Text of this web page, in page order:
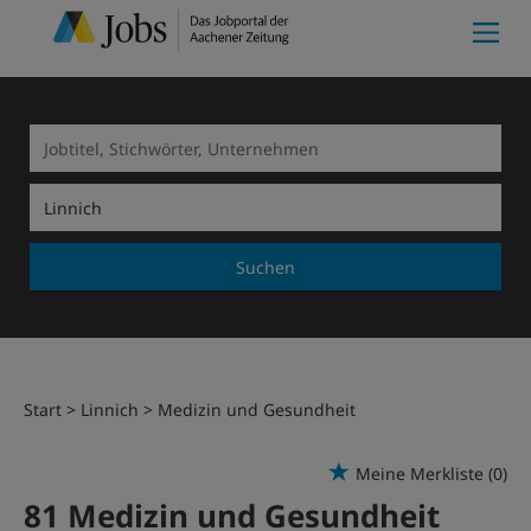
Suchen
Start Linnich Medizin und Gesundheit
Meine Merkliste (0)
81 Medizin und Gesundheit